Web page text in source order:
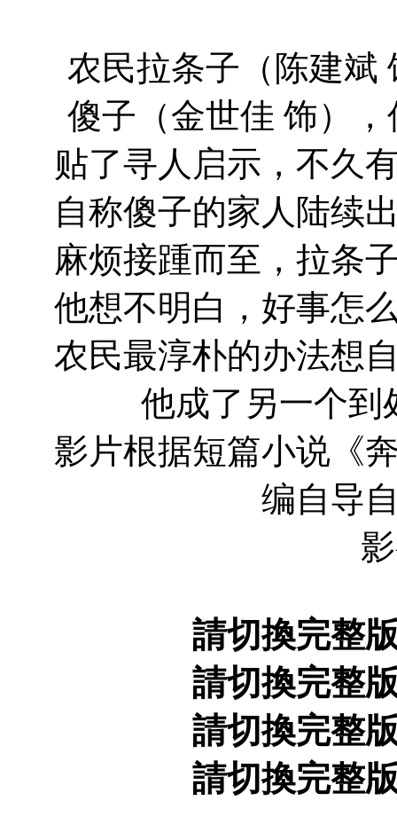
农民拉条子（陈建斌
傻子（金世佳 饰）
贴了寻人启示，不久
自称傻子的家人陆续
麻烦接踵而至，拉条
他想不明白，好事怎
农民最淳朴的办法想
他成了另一个
影片根据短篇小说《
编自导
請切換完整
請切換完整
請切換完整
請切換完整